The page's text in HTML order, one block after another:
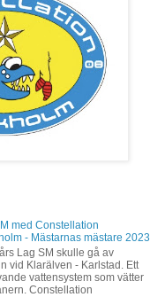
med Constellation
- Mästarnas mästare 2023
Lag SM skulle gå av
vid Klarälven - Karlstad. Ett
vattensystem som vätter
Constellation